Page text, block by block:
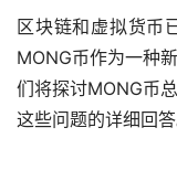
区块链和虚拟货币
MONG币作为一种
们将探讨MONG币
这些问题的详细回答